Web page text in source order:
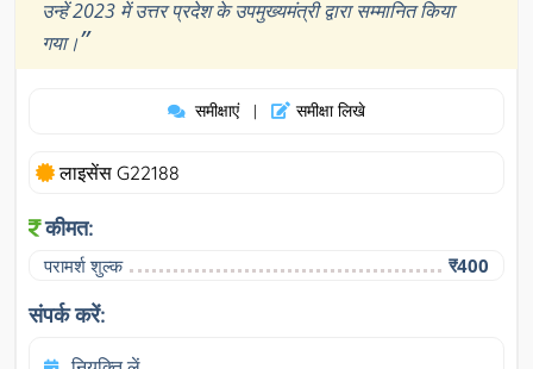
उन्हें 2023 में उत्तर प्रदेश के उपमुख्यमंत्री द्वारा सम्मानित किया
गया।”
समीक्षाएं | समीक्षा लिखे
लाइसेंस G22188
कीमत:
परामर्श शुल्क ₹400
संपर्क करें: